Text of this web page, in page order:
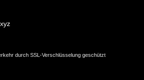
durch SSL-Verschlüsselung geschützt